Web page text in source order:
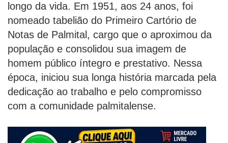
longo da vida. Em 1951, aos 24 anos, foi
nomeado tabelião do Primeiro Cartório de
Notas de Palmital, cargo que o aproximou da
população e consolidou sua imagem de
homem público íntegro e prestativo. Nessa
época, iniciou sua longa história marcada pela
dedicação ao trabalho e pelo compromisso
com a comunidade palmitalense.